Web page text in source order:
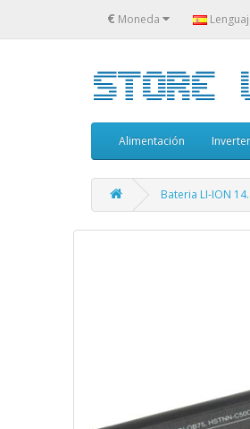
€ Moneda
Alimentación Inverter
Bateria LI-ION